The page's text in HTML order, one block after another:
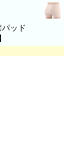
ッ ド
】